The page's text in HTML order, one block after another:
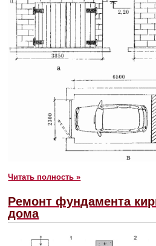
Читать полность »
Ремонт фундамента
дома